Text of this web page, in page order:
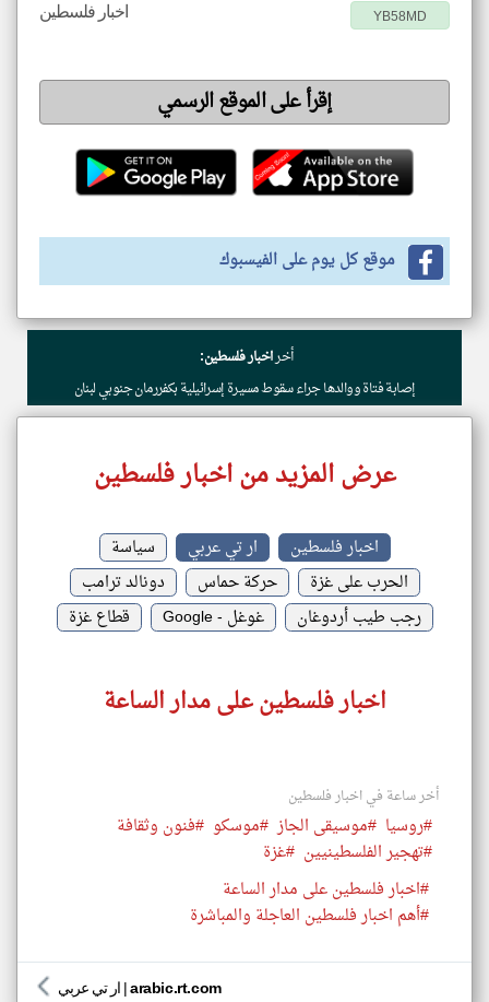
اخبار فلسطين YB58MD
إقرأ على الموقع الرسمي
موقع كل يوم على الفيسبوك
أخراخبار فلسطين:
إصابة فتاة ووالدها جراء سقوط مسيرة إسرائيلية بكفررمان جنوبي لبنان
عرض المزيد من اخبار فلسطين
اخبار فلسطين ار تي عربي
سياسة
الحرب على غزة
حركة حماس
دونالد ترامب
رجب طيب أردوغان
غوغل - Google قطاع غزة
اخبار فلسطين على مدار الساعة
أخر ساعة في اخبار فلسطين
#روسيا #موسيقى الجاز #موسكو #فنون وثقافة
#تهجير الفلسطينيين #غزة
#اخبار فلسطين على مدار الساعة
#أهم اخبار فلسطين العاجلة والمباشرة
ار تي عربي |arabic.rt.com